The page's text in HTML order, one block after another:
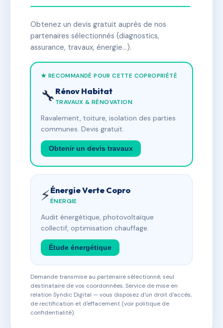
Obtenez un devis gratuit auprès de nos
partenaires sélectionnés (diagnostics,
assurance, travaux, énergie…).
★ RECOMMANDÉ POUR CETTE COPROPRIÉTÉ
🔧 Rénov Habitat
TRAVAUX & RÉNOVATION
Ravalement, toiture, isolation des parties
communes. Devis gratuit.
Obtenir un devis travaux
⚡Énergie Verte Copro
ÉNERGIE
Audit énergétique, photovoltaïque
collectif, optimisation chauffage.
Étude énergétique
Demande transmise au partenaire sélectionné, seul
destinataire de vos coordonnées. Service de mise en
relation Syndic Digital — vous disposez d'un droit d'accès,
de rectification et d'effacement (voir politique de
confidentialité).